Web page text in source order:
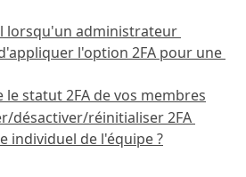
lorsqu'un administrateur
l'option 2FA pour une
le statut 2FA de vos membres
désactiver/réinitialiser 2FA
individuel de l'équipe ?